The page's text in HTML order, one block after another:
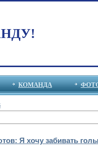
КОМАНДА
Я хочу забивать голы